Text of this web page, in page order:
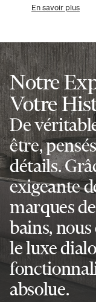
En savoir plus
Notre
Votre
De
être,
détails.
exigeante
marques
bains, nous
le luxe
absolue.